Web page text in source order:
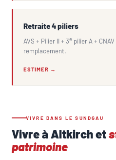
Retraite 4 piliers
AVS + Pilier II + 3e pilier A +
remplacement.
ESTIMER →
VIVRE DANS LE SUNDGAU
Vivre à Altkirch et
patrimoine